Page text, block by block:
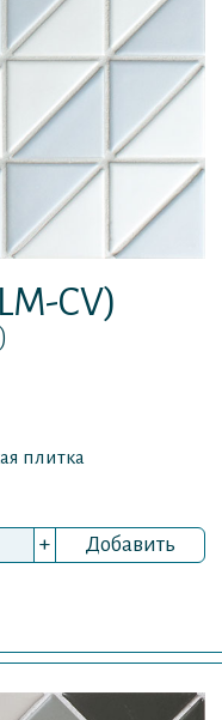
CV)
плитка
+ Добавить